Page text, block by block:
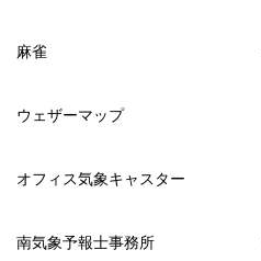
麻雀
ウェザーマップ
オフィス気象キャスター
南気象予報士事務所